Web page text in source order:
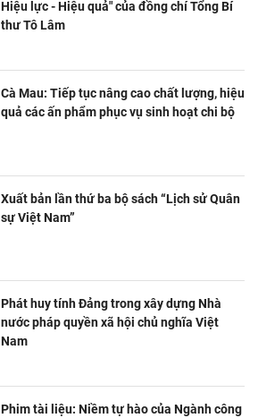
Hiệu lực - Hiệu quả" của đồng chí Tổng Bí
thư Tô Lâm
Cà Mau: Tiếp tục nâng cao chất lượng, hiệu
quả các ấn phẩm phục vụ sinh hoạt chi bộ
Xuất bản lần thứ ba bộ sách “Lịch sử Quân
sự Việt Nam”
Phát huy tính Đảng trong xây dựng Nhà
nước pháp quyền xã hội chủ nghĩa Việt
Nam
Phim tài liệu: Niềm tự hào của Ngành công